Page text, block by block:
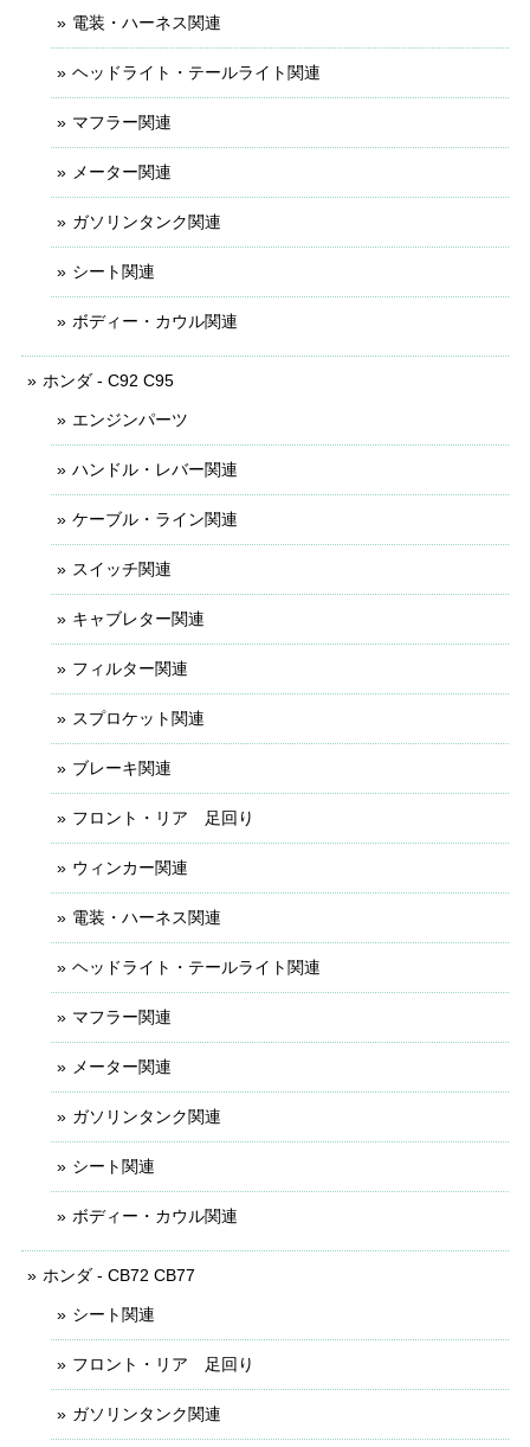
電装・ハーネス関連
ヘッドライト・テールライト関連
マフラー関連
メーター関連
ガソリンタンク関連
シート関連
ボディー・カウル関連
ホンダ - C92 C95
エンジンパーツ
ハンドル・レバー関連
ケーブル・ライン関連
スイッチ関連
キャブレター関連
フィルター関連
スプロケット関連
ブレーキ関連
フロント・リア 足回り
ウィンカー関連
電装・ハーネス関連
ヘッドライト・テールライト関連
マフラー関連
メーター関連
ガソリンタンク関連
シート関連
ボディー・カウル関連
ホンダ - CB72 CB77
シート関連
フロント・リア 足回り
ガソリンタンク関連